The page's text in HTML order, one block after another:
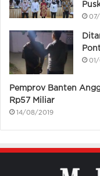
Pemprov Banten
Rp57 Miliar
14/08/2019